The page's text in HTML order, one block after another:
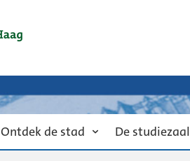
Ontdek de stad De studiezaal